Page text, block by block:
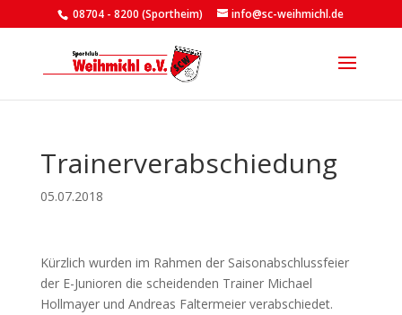
08704 - 8200 (Sportheim) info@sc-weihmichl.de
Trainerverabschiedung
05.07.2018
Kürzlich wurden im Rahmen der Saisonabschlussfeier
der E-Junioren die scheidenden Trainer Michael
Hollmayer und Andreas Faltermeier verabschiedet.